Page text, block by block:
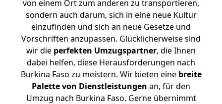
von einem Ort zum anderen zu transportieren,
sondern auch darum, sich in eine neue Kultur
einzufinden und sich an neue Gesetze und
Vorschriften anzupassen. Glücklicherweise sind
wir die perfekten Umzugspartner, die Ihnen
dabei helfen, diese Herausforderungen nach
Burkina Faso zu meistern. Wir bieten eine breite
Palette von Dienstleistungen an, für den
Umzug nach Burkina Faso. Gerne übernimmt